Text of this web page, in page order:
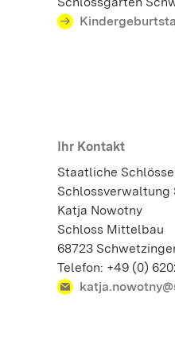
Ihr Kontakt
Staatliche
Schlossverwaltung
Katja Nowotny
Schloss Mittelbau
68723
Telefon: +49 (0)